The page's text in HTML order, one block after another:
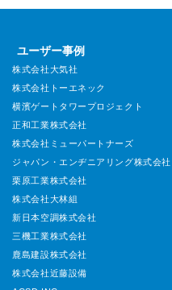
ユーザー事例
株式会社大気社
株式会社トーエネック
横濱ゲートタワープロジェクト
正和工業株式会社
株式会社ミューパートナーズ
ジャパン・エンヂニアリング株式会社
栗原工業株式会社
株式会社大林組
新日本空調株式会社
三機工業株式会社
鹿島建設株式会社
株式会社近藤設備